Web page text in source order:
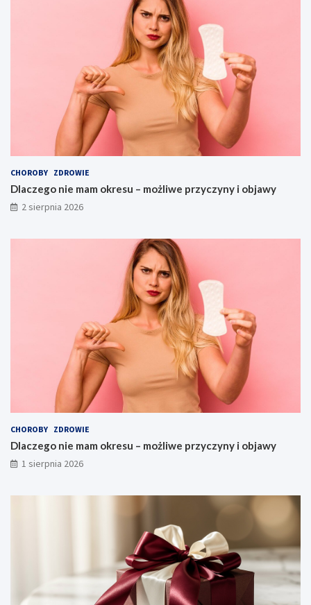
CHOROBY ZDROWIE
Dlaczego nie mam okresu – możliwe przyczyny i objawy
2 sierpnia 2026
CHOROBY ZDROWIE
Dlaczego nie mam okresu – możliwe przyczyny i objawy
1 sierpnia 2026